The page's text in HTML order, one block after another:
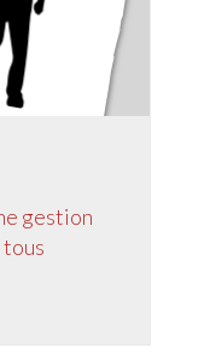
gestion